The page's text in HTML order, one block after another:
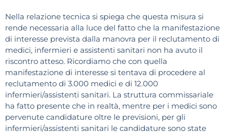
Nella relazione tecnica si spiega che questa misura si
rende necessaria alla luce del fatto che la manifestazione
di interesse prevista dalla manovra per il reclutamento di
medici, infermieri e assistenti sanitari non ha avuto il
riscontro atteso. Ricordiamo che con quella
manifestazione di interesse si tentava di procedere al
reclutamento di 3.000 medici e di 12.000
infermieri/assistenti sanitari. La struttura commissariale
ha fatto presente che in realtà, mentre per i medici sono
pervenute candidature oltre le previsioni, per gli
infermieri/assistenti sanitari le candidature sono state